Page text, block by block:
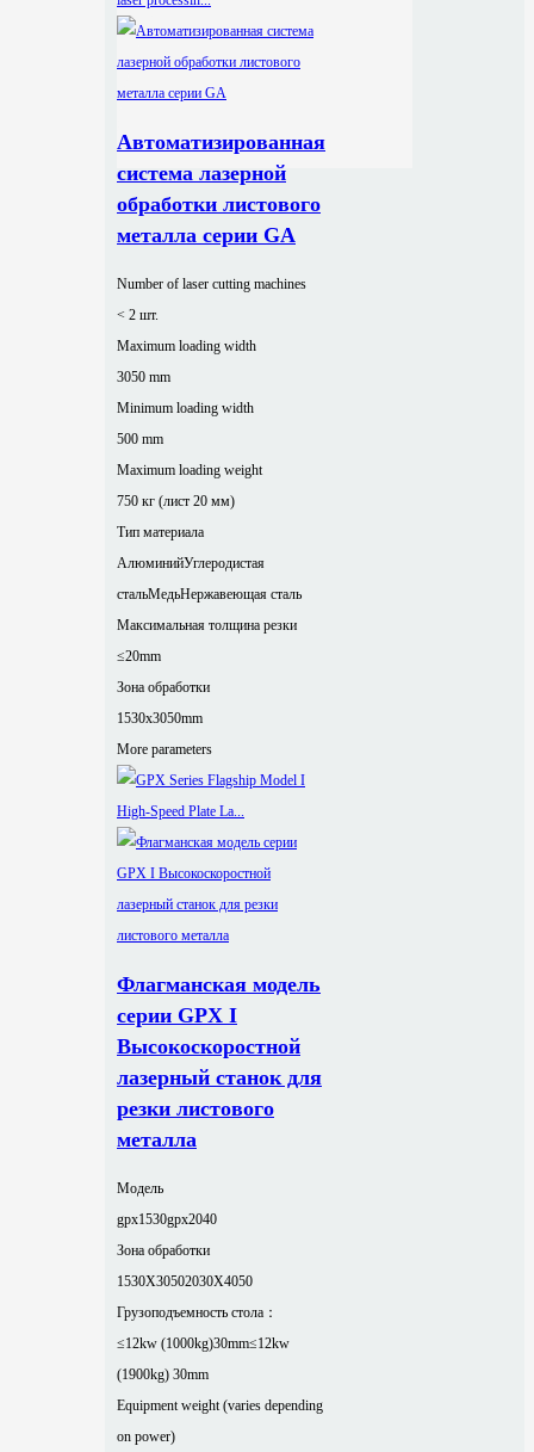
Автоматизированная
система лазерной
обработки листового
металла серии GA
Number of laser cutting machines
< 2 шт.
Maximum loading width
3050 mm
Minimum loading width
500 mm
Maximum loading weight
750 кг (лист 20 мм)
Тип материала
АлюминийУглеродистая
стальМедьНержавеющая сталь
Максимальная толщина резки
≤20mm
Зона обработки
1530x3050mm
More parameters
Флагманская модель
серии GPX I
Высокоскоростной
лазерный станок для
резки листового
металла
Модель
gpx1530gpx2040
Зона обработки
1530X30502030X4050
Грузоподъемность стола：
≤12kw (1000kg)30mm≤12kw
(1900kg) 30mm
Equipment weight (varies depending
on power)